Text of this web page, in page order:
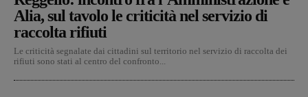
Alia, sul tavolo le criticità nel servizio di
raccolta rifiuti
Le criticità segnalate dai cittadini sul territorio nel servizio di raccolta dei
rifiuti sono stati al centro del confronto...